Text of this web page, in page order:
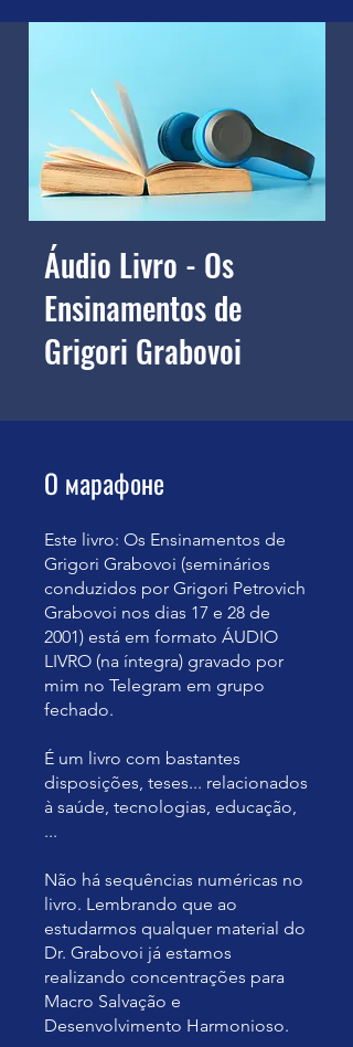
Áudio Livro - Os
Ensinamentos de
Grigori Grabovoi
О марафоне
Este livro: Os Ensinamentos de
Grigori Grabovoi (seminários
conduzidos por Grigori Petrovich
Grabovoi nos dias 17 e 28 de
2001) está em formato ÁUDIO
LIVRO (na íntegra) gravado por
mim no Telegram em grupo
fechado.
É um livro com bastantes
disposições, teses... relacionados
à saúde, tecnologias, educação,
...
Não há sequências numéricas no
livro. Lembrando que ao
estudarmos qualquer material do
Dr. Grabovoi já estamos
realizando concentrações para
Macro Salvação e
Desenvolvimento Harmonioso.